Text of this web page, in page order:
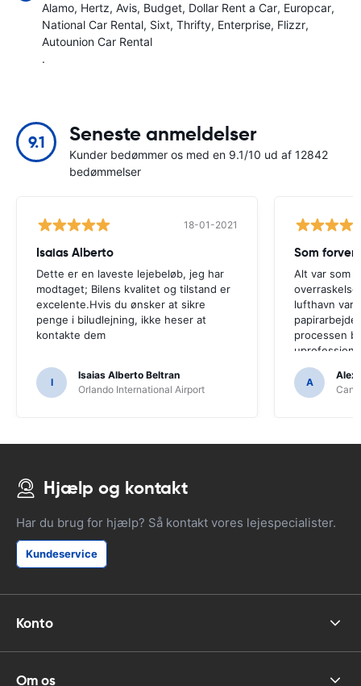
Alamo Hertz Avis Budget Dollar Rent a Car Europcar
National Car Rental Sixt Thrifty Enterprise Flizzr
Autounion Car Rental
.
9.1 Seneste anmeldelser
Kunder bedømmer os med en 9.1/10 ud af 12842
bedømmelser
18-01-2021
Isaias Alberto
Dette er en laveste lejebeløb, jeg har
modtaget; Bilens kvalitet og tilstand er
excelente.Hvis du ønsker at sikre
penge i biludlejning, ikke heser at
kontakte dem
I
Isaias Alberto Beltran
Orlando International Airport
Som
Alt var som
lufthavn var
processen
A
Alex
Hjælp og kontakt
Har du brug for hjælp? Så kontakt vores lejespecialister.
Kundeservice
Konto
Om os